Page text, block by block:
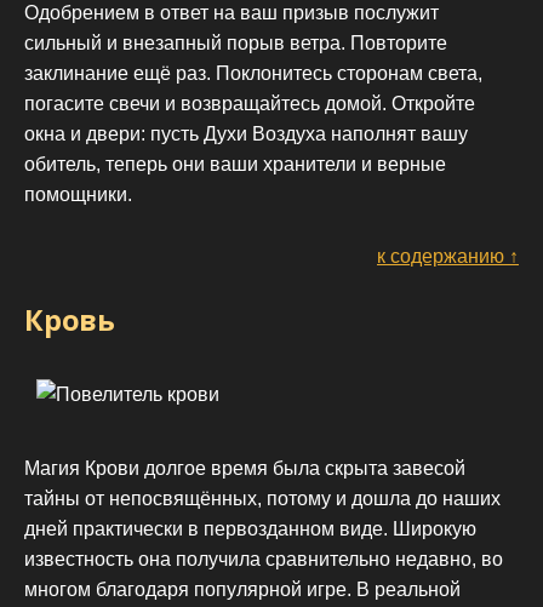
Одобрением в ответ на ваш призыв послужит
сильный и внезапный порыв ветра. Повторите
заклинание ещё раз. Поклонитесь сторонам света,
погасите свечи и возвращайтесь домой. Откройте
окна и двери: пусть Духи Воздуха наполнят вашу
обитель, теперь они ваши хранители и верные
помощники.
к содержанию ↑
Кровь
Магия Крови долгое время была скрыта завесой
тайны от непосвящённых, потому и дошла до наших
дней практически в первозданном виде. Широкую
известность она получила сравнительно недавно, во
многом благодаря популярной игре. В реальной